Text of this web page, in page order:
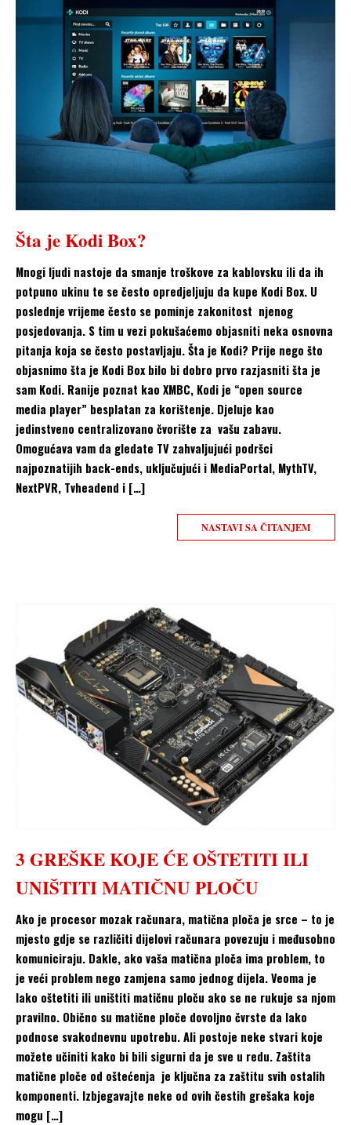
Šta je Kodi Box?
Mnogi ljudi nastoje da smanje troškove za kablovsku ili da ih
potpuno ukinu te se često opredjeljuju da kupe Kodi Box. U
poslednje vrijeme često se pominje zakonitost njenog
posjedovanja. S tim u vezi pokušaćemo objasniti neka osnovna
pitanja koja se često postavljaju. Šta je Kodi? Prije nego što
objasnimo šta je Kodi Box bilo bi dobro prvo razjasniti šta je
sam Kodi. Ranije poznat kao XMBC, Kodi je “open source
media player” besplatan za korištenje. Djeluje kao
jedinstveno centralizovano čvorište za vašu zabavu.
Omogućava vam da gledate TV zahvaljujući podršci
najpoznatijih back-ends, uključujući i MediaPortal, MythTV,
NextPVR, Tvheadend i […]
NASTAVI SA ČITANJEM
3 GREŠKE KOJE ĆE OŠTETITI ILI
UNIŠTITI MATIČNU PLOČU
Ako je procesor mozak računara, matična ploča je srce – to je
mjesto gdje se različiti dijelovi računara povezuju i međusobno
komuniciraju. Dakle, ako vaša matična ploča ima problem, to
je veći problem nego zamjena samo jednog dijela. Veoma je
lako oštetiti ili uništiti matičnu ploču ako se ne rukuje sa njom
pravilno. Obično su matične ploče dovoljno čvrste da lako
podnose svakodnevnu upotrebu. Ali postoje neke stvari koje
možete učiniti kako bi bili sigurni da je sve u redu. Zaštita
matične ploče od oštećenja je ključna za zaštitu svih ostalih
komponenti. Izbjegavajte neke od ovih čestih grešaka koje
mogu […]